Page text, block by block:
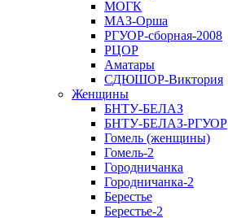
МОГК
МАЗ-Орша
РГУОР-сборная-2008
РЦОР
Аматары
СДЮШОР-Виктория
Женщины
БНТУ-БЕЛАЗ
БНТУ-БЕЛАЗ-РГУОР
Гомель (женщины)
Гомель-2
Городничанка
Городничанка-2
Берестье
Берестье-2